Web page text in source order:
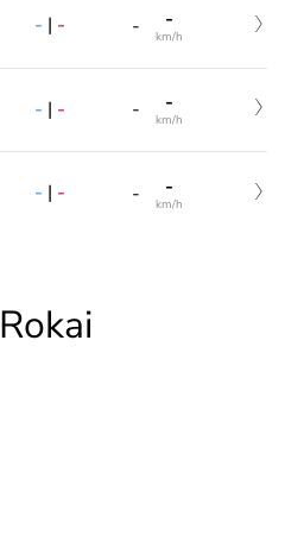
- | - - -
km/h
- | - - -
km/h
- | - - -
km/h
Rokai